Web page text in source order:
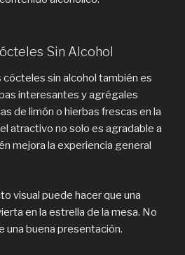
Sin Alcohol
sin alcohol también es
interesantes y agrégales
de limón o hierbas frescas en la
atractivo no solo es agradable a
mejora la experiencia general
visual puede hacer que una
en la estrella de la mesa. No
una buena presentación.